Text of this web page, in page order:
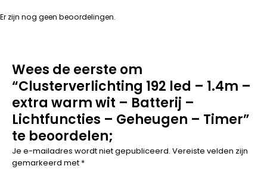
Er zijn nog geen beoordelingen.
Wees de eerste om
“Clusterverlichting 192 led – 1.4m –
extra warm wit – Batterij –
Lichtfuncties – Geheugen – Timer”
te beoordelen;
Je e-mailadres wordt niet gepubliceerd. Vereiste velden zijn
gemarkeerd met *